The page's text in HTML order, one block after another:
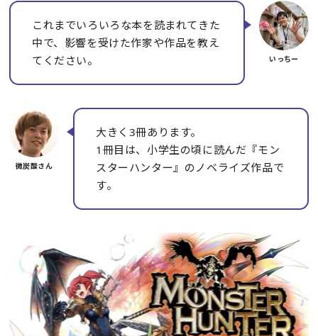
これまでいろいろな本を読まれてきた
中で、影響を受けた作家や作品を教え
てください。
大きく3冊あります。
1冊目は、小学生の頃に読んだ『モン
スターハンター』のノベライズ作品で
す。